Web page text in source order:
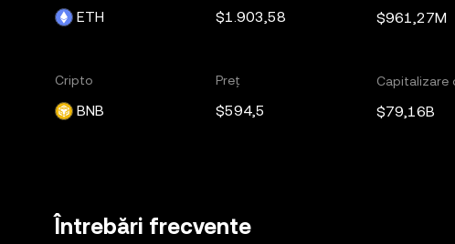
ETH $1.903,58 $961,27M
Cripto
BNB
Preț
$594,5
Capitalizare
$79,16B
Întrebări frecvente